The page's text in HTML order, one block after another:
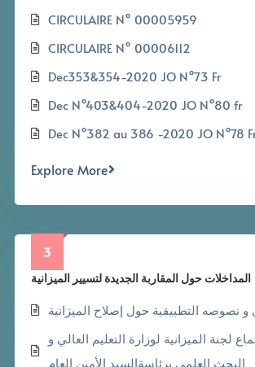
CIRCULAIRE N° 00005959
CIRCULAIRE N° 00006112
Dec353&354-2020 JO N°73 Fr
Dec N°403&404-2020 JO N°80 fr
Dec N°382 au 386 -2020 JO N°78
Explore More
3
المداخلات حول المقاربة الجديدة لتسيير الميزانية
و نصوصه التطبيقية حول إصلاح الميزانية
لجنة الميزانية لوزارة التعليم العالي و
البحث العلمي برئاسةالسيد الأمين العام